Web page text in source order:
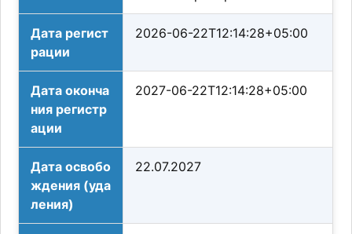
Дата регист
рации
2026-06-22T12:14:28+05:00
Дата оконча
ния регистр
ации
2027-06-22T12:14:28+05:00
Дата освобо
ждения (уда
ления)
22.07.2027